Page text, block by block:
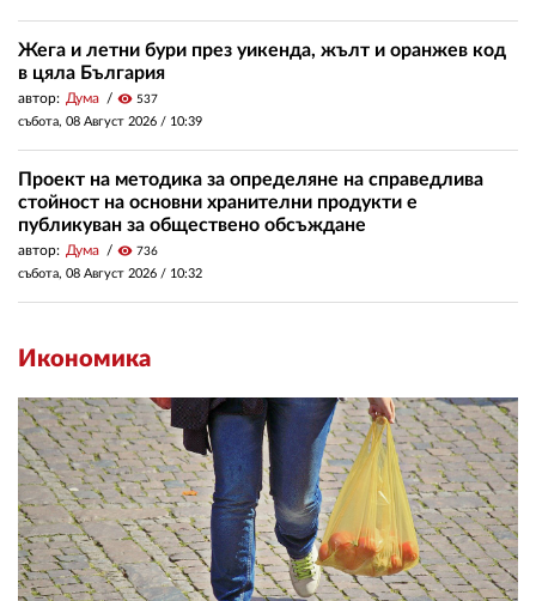
Жега и летни бури през уикенда, жълт и оранжев код
в цяла България
автор: Дума visibility 537
събота, 08 Август 2026 / 10:39
Проект на методика за определяне на справедлива
стойност на основни хранителни продукти е
публикуван за обществено обсъждане
автор: Дума visibility 736
събота, 08 Август 2026 / 10:32
Икономика